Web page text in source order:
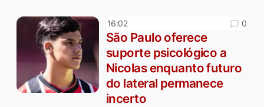
16:02 0
São Paulo oferece
suporte psicológico a
Nicolas enquanto futuro
do lateral permanece
incerto